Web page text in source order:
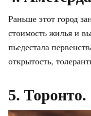
Раньше этот город
стоимость жилья и
пьедестала
открытость,
5. Торонто.